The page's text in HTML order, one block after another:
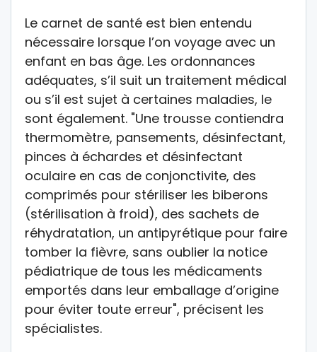
Le carnet de santé est bien entendu
nécessaire lorsque l’on voyage avec un
enfant en bas âge. Les ordonnances
adéquates, s’il suit un traitement médical
ou s’il est sujet à certaines maladies, le
sont également. "Une trousse contiendra
thermomètre, pansements, désinfectant,
pinces à échardes et désinfectant
oculaire en cas de conjonctivite, des
comprimés pour stériliser les biberons
(stérilisation à froid), des sachets de
réhydratation, un antipyrétique pour faire
tomber la fièvre, sans oublier la notice
pédiatrique de tous les médicaments
emportés dans leur emballage d’origine
pour éviter toute erreur", précisent les
spécialistes.